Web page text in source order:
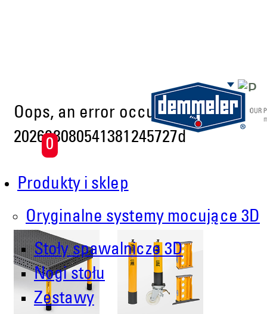
Skip to main content
0
Produkty i sklep
Oryginalne systemy mocujące 3D
Stoły spawalnicze 3D
Nogi stołu
Zestawy
Oops, an error occurred! Code:
202608080541381245727d